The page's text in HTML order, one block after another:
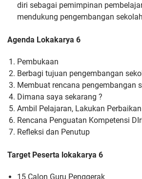
diri sebagai pemimpinan
mendukung pengembangan sekolah
Agenda Lokakarya 6
Pembukaan
Berbagi tujuan pengembangan
Membuat rencana pengembangan
Dimana saya sekarang ?
Ambil Pelajaran, Lakukan Perbaikan
Rencana Penguatan Kompetensi
Refleksi dan Penutup
Target Peserta lokakarya 6
15 Calon Guru Penggerak